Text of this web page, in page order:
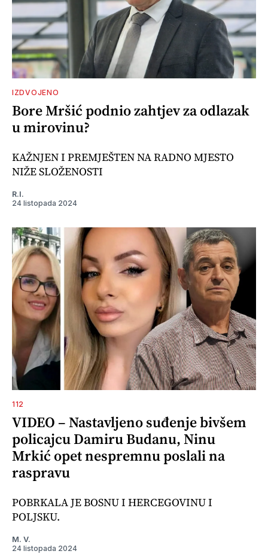
IZDVOJENO
Bore Mršić podnio zahtjev za odlazak
u mirovinu?
KAŽNJEN I PREMJEŠTEN NA RADNO MJESTO
NIŽE SLOŽENOSTI
R.I.
24 listopada 2024
112
VIDEO – Nastavljeno suđenje bivšem
policajcu Damiru Budanu, Ninu
Mrkić opet nespremnu poslali na
raspravu
POBRKALA JE BOSNU I HERCEGOVINU I
POLJSKU.
M. V.
24 listopada 2024